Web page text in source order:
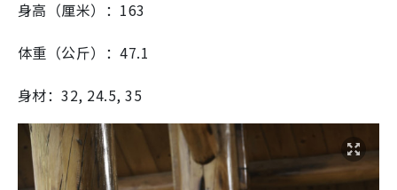
身高（厘米）：163
体重（公斤）：47.1
身材：32, 24.5, 35